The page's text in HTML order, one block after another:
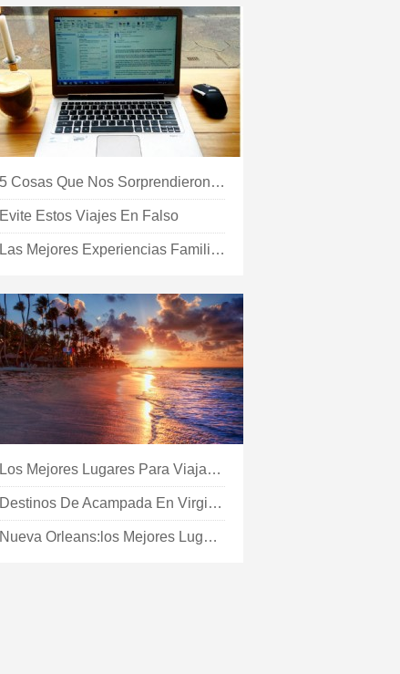
5 Cosas Que Nos Sorprendieron De Israel
Evite Estos Viajes En Falso
Las Mejores Experiencias Familiares Económicas En Las Islas Doradas
Los Mejores Lugares Para Viajar En Agosto
Destinos De Acampada En Virginia Para Divertirse En Otoño
Nueva Orleans:los Mejores Lugares De Música En Vivo Para Todo Tipo De Viajero